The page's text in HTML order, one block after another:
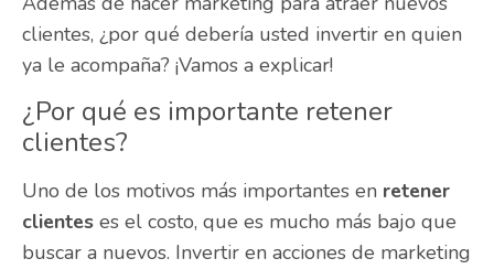
clientes, ¿por qué debería usted invertir en quien
ya le acompaña? ¡Vamos a explicar!
¿Por qué es importante retener
clientes?
Uno de los motivos más importantes en retener
clientes es el costo, que es mucho más bajo que
buscar a nuevos. Invertir en acciones de marketing